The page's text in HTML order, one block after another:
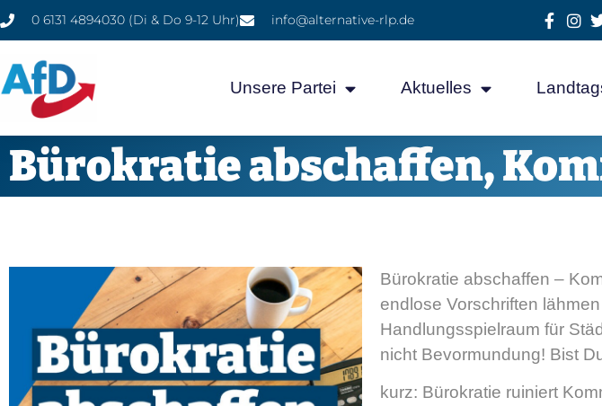
0 6131 4894030 (Di & Do 9-12 Uhr) info@alternative-rlp.de
Unsere Partei Aktuelles
Bürokratie abschaffen,
Bürokratie abschaffen –
endlose Vorschriften
Handlungsspielraum für
nicht Bevormundung! Bist
kurz: Bürokratie ruiniert